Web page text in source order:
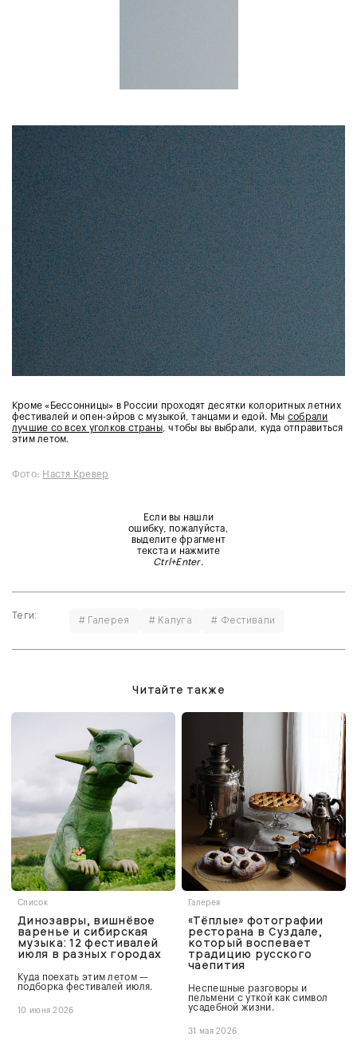
Кроме «Бессонницы» в России проходят десятки колоритных летних
фестивалей и опен-эйров с музыкой, танцами и едой. Мы собрали
лучшие со всех уголков страны, чтобы вы выбрали, куда отправиться
этим летом.
Фото: Настя Кревер
Если вы нашли
ошибку, пожалуйста,
выделите фрагмент
текста и нажмите
Ctrl+Enter.
Теги: # Галерея # Калуга # Фестивали
Читайте также
Список
Динозавры, вишнёвое
варенье и сибирская
музыка: 12 фестивалей
июля в разных городах
Куда поехать этим летом —
подборка фестивалей июля.
10 июня 2026
Галерея
«Тёплые» фотографии
ресторана в Суздале,
который воспевает
традицию русского
чаепития
Неспешные разговоры и
пельмени с уткой как символ
усадебной жизни.
31 мая 2026